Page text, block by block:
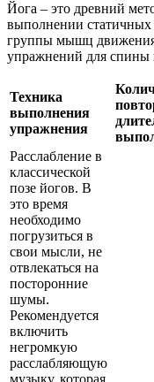
Йога – это древний
выполнении
группы мышц
упражнений для спины
Техника
выполнения
упражнения
Расслабление в
классической
позе йогов. В
это время
необходимо
погрузиться в
свои мысли, не
отвлекаться на
посторонние
шумы.
Рекомендуется
включить
негромкую
расслабляющую